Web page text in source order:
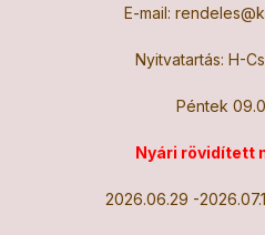
E-mail:
Nyitvatartás: H-
Péntek
Nyári rövidített
2026.06.29 -